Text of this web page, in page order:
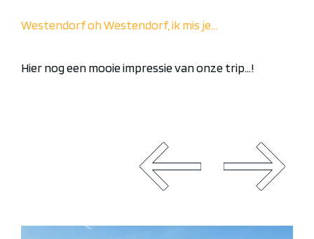
Westendorf oh Westendorf, ik mis je…
Hier nog een mooie impressie van onze trip…!